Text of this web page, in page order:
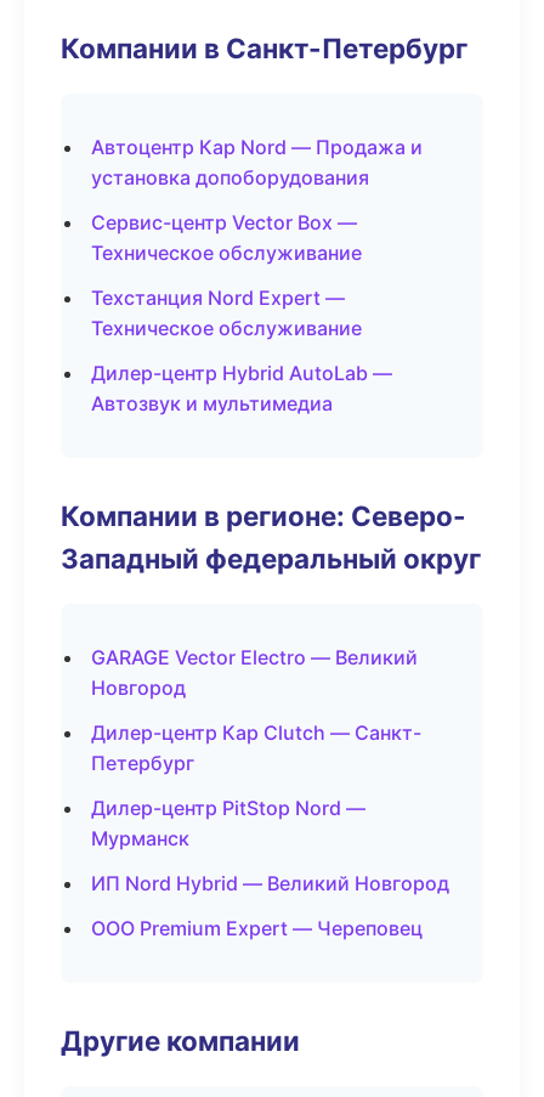
Компании в Санкт-Петербург
Автоцентр Кар Nord — Продажа и
установка допоборудования
Сервис-центр Vector Box —
Техническое обслуживание
Техстанция Nord Expert —
Техническое обслуживание
Дилер-центр Hybrid AutoLab —
Автозвук и мультимедиа
Компании в регионе: Северо-
Западный федеральный округ
GARAGE Vector Electro — Великий
Новгород
Дилер-центр Кар Clutch — Санкт-
Петербург
Дилер-центр PitStop Nord —
Мурманск
ИП Nord Hybrid — Великий Новгород
ООО Premium Expert — Череповец
Другие компании